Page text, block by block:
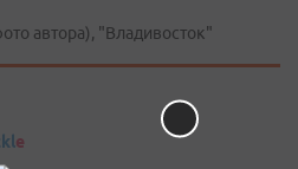
автора), "Владивосток"
e